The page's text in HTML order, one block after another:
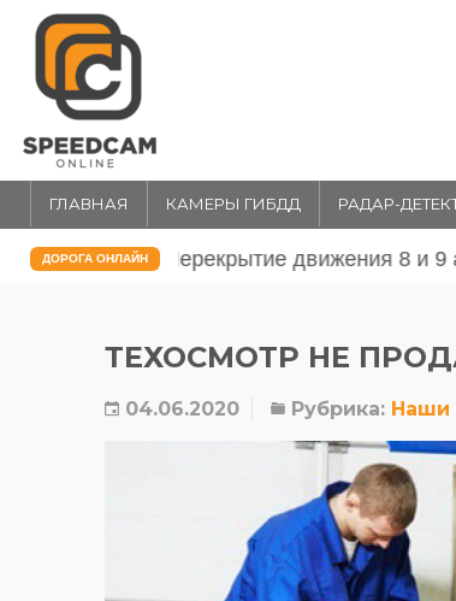
ГЛАВНАЯ КАМЕРЫ ГИБДД РАДАР-
ДОРОГА ОНЛАЙН Перекрытие движения 31
ТЕХОСМОТР НЕ
04.06.2020 Рубрика: Наши